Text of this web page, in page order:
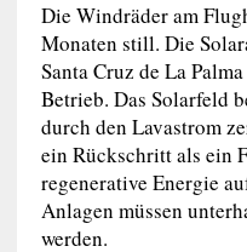
Die Windräder am
Monaten still. Die
Santa Cruz de La
Betrieb. Das Solarfeld
durch den Lavastrom
ein Rückschritt als ein
regenerative Energie
Anlagen müssen
werden.